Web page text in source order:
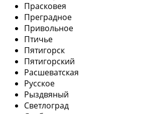
Прасковея
Преградное
Привольное
Птичье
Пятигорск
Пятигорский
Расшеватская
Русское
Рыздвяный
Светлоград